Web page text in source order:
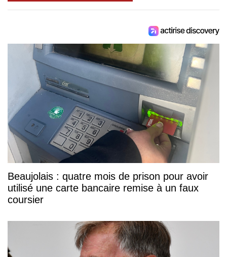
Beaujolais : quatre mois de prison pour avoir
utilisé une carte bancaire remise à un faux
coursier